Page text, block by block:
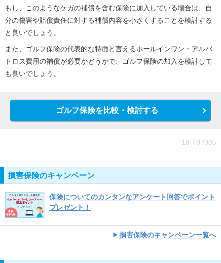
もし、このようなケガの補償を含む保険に加入している場合は、自
分の傷害や賠償責任に対する補償内容を小さくすることを検討する
と良いでしょう。
また、ゴルフ保険の代表的な特徴と言えるホールインワン・アルバ
トロス費用の補償が必要かどうかで、ゴルフ保険の加入を検討して
も良いでしょう。
ゴルフ保険を比較・検討する
18-T07005
損害保険のキャンペーン
保険についてのカンタンなアンケート回答でポイント
プレゼント！
損害保険のキャンペーン一覧へ